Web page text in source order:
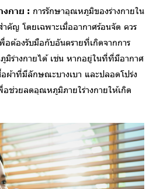
กาย : การรักษาอุณหภูมิของร่างกายใน
ำคัญ โดยเฉพาะเมื่ออากาศร้อนจัด ควร
อต้องรับมือกับอันตรายที่เกิดจากการ
มิร่างกายได้ เช่น หากอยู่ในที่ที่มีอากาศ
อผ้าที่มีลักษณะบางเบา และปลอดโปร่ง
อช่วยลดอุณหภูมิภายใร่างกายให้เกิด